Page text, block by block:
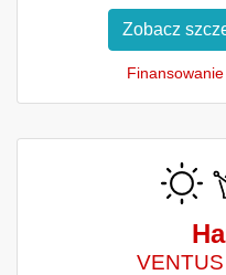
Zobacz